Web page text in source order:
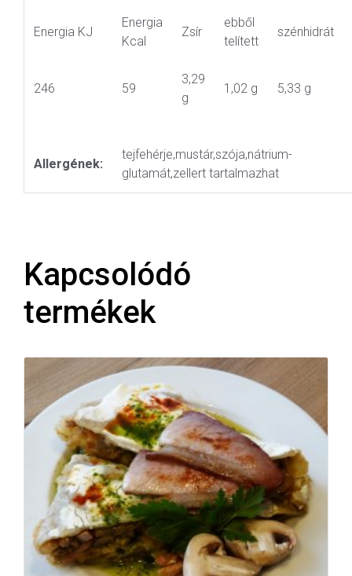
Energia KJ
Energia
Kcal
Zsír
ebből
telített
szénhidrát
246 59
3,29
g
1,02 g 5,33 g
Allergének:
tejfehérje,mustár,szója,nátrium-
glutamát,zellert tartalmazhat
Kapcsolódó
termékek